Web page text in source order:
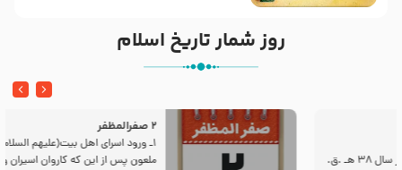
روز شمار تاریخ اسلام
2 صفرالمظفر
1ـ ورود اسراى اهل بیت‌(علیهم السلام) به مجلس یزید
ملعون پس از این كه كاروان اسیران وارد شام شدند،